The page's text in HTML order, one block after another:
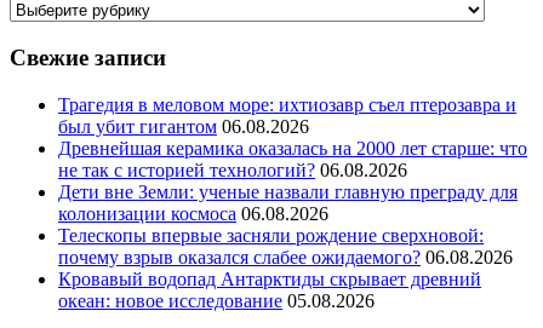
Свежие записи
Трагедия в меловом море: ихтиозавр съел птерозавра и
был убит гигантом 06.08.2026
Древнейшая керамика оказалась на 2000 лет старше: что
не так с историей технологий? 06.08.2026
Дети вне Земли: ученые назвали главную преграду для
колонизации космоса 06.08.2026
Телескопы впервые засняли рождение сверхновой:
почему взрыв оказался слабее ожидаемого? 06.08.2026
Кровавый водопад Антарктиды скрывает древний
океан: новое исследование 05.08.2026